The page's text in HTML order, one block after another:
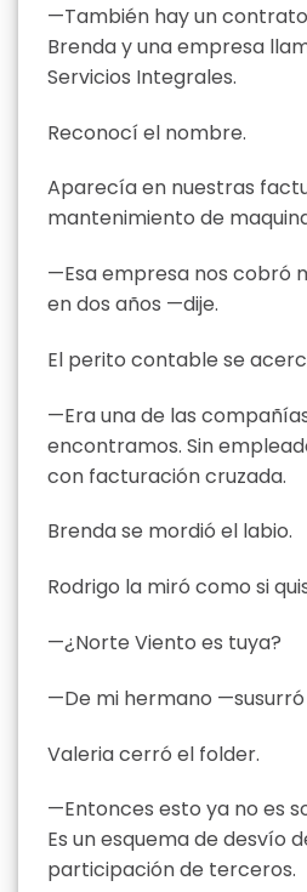
—También hay un
Brenda y una empresa
Servicios Integrales.
Reconocí el nombre.
Aparecía en nuestras
mantenimiento de
—Esa empresa nos cobró
en dos años —dije.
El perito contable se
—Era una de las
encontramos. Sin
con facturación cruzada.
Brenda se mordió el labio.
Rodrigo la miró como si
—¿Norte Viento es tuya?
—De mi hermano —susurró
Valeria cerró el folder.
—Entonces esto ya no es
Es un esquema de desvío
participación de terceros.